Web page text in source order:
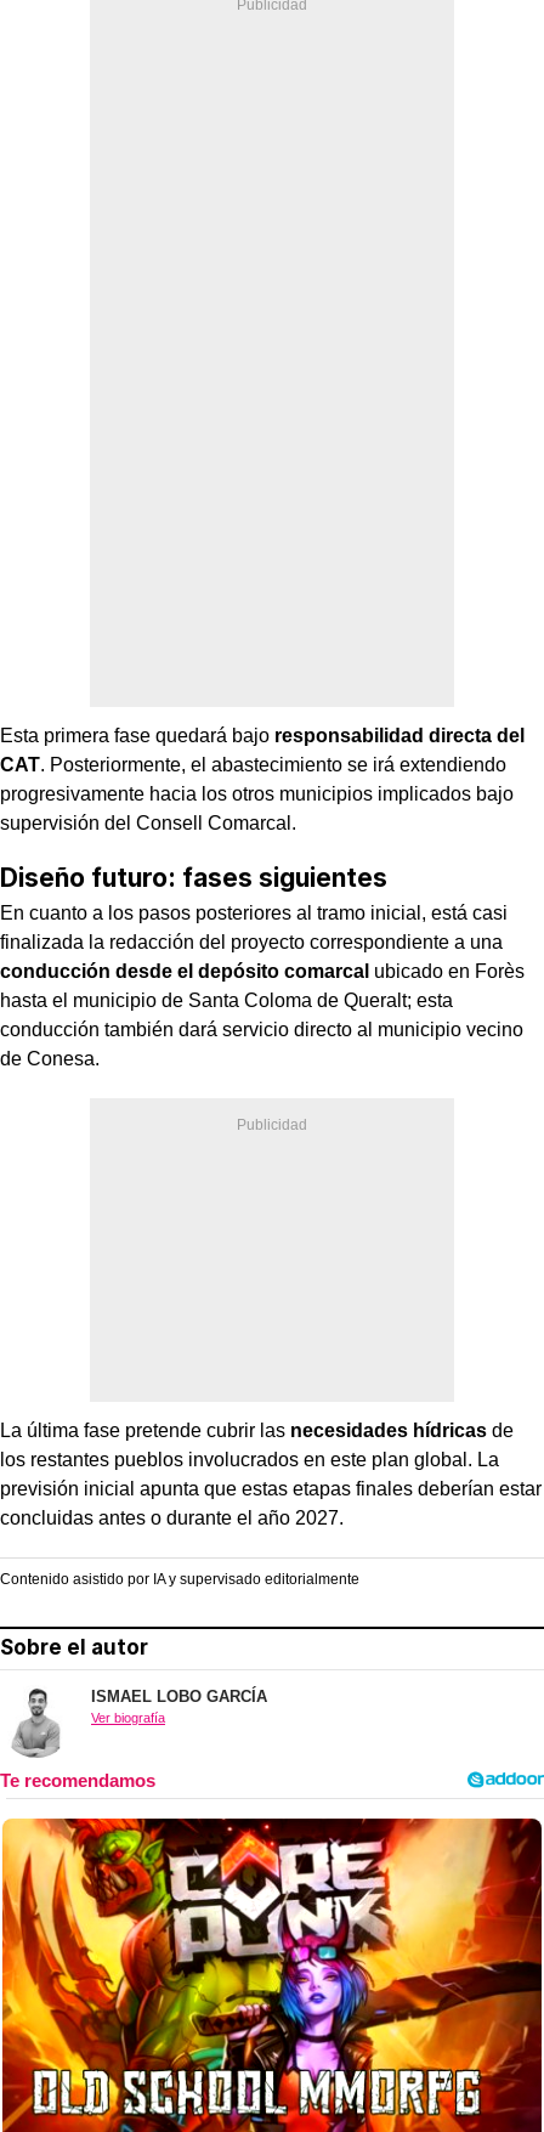
Esta primera fase quedará bajo responsabilidad directa del
CAT. Posteriormente, el abastecimiento se irá extendiendo
progresivamente hacia los otros municipios implicados bajo
supervisión del Consell Comarcal.
Diseño futuro: fases siguientes
En cuanto a los pasos posteriores al tramo inicial, está casi
finalizada la redacción del proyecto correspondiente a una
conducción desde el depósito comarcal ubicado en Forès
hasta el municipio de Santa Coloma de Queralt; esta
conducción también dará servicio directo al municipio vecino
de Conesa.
La última fase pretende cubrir las necesidades hídricas de
los restantes pueblos involucrados en este plan global. La
previsión inicial apunta que estas etapas finales deberían estar
concluidas antes o durante el año 2027.
Contenido asistido por IA y supervisado editorialmente
Sobre el autor
ISMAEL LOBO GARCÍA
Ver biografía